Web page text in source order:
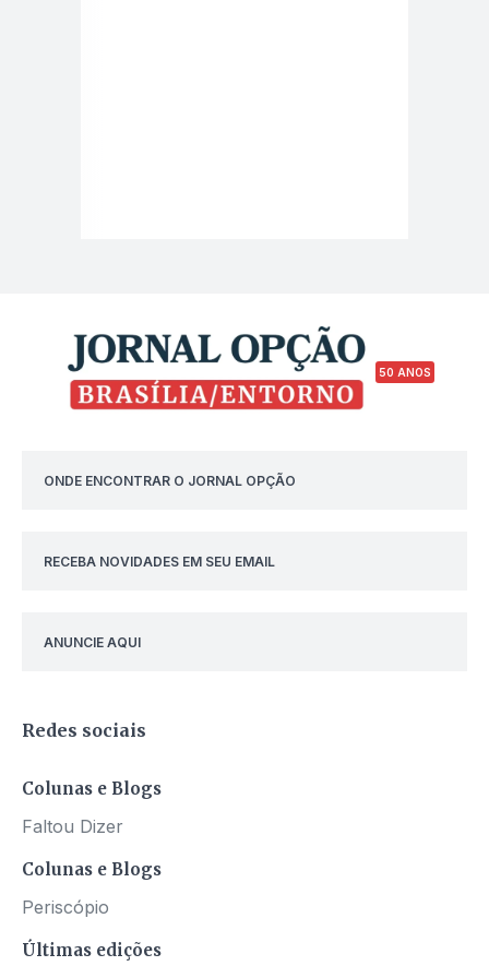
50 ANOS
ONDE ENCONTRAR O JORNAL OPÇÃO
RECEBA NOVIDADES EM SEU EMAIL
ANUNCIE AQUI
Redes sociais
Colunas e Blogs
Faltou Dizer
Colunas e Blogs
Periscópio
Últimas edições